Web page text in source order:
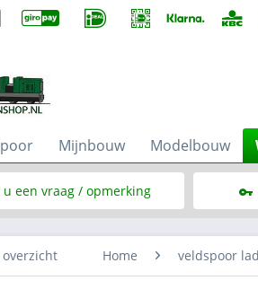
Mijnbouw Modelbouw
u een vraag / opmerking
overzicht
Home veldspoor